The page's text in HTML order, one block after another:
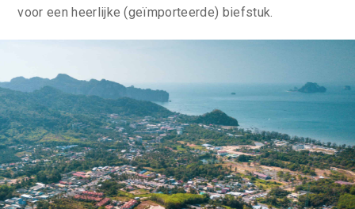
voor een heerlijke (geïmporteerde) biefstuk.